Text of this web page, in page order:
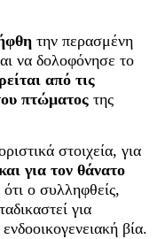
την περασμένη
να δολοφόνησε το
από τις
πτώματος της
στοιχεία, για
για τον θάνατο
ο συλληφθείς,
για
βία.